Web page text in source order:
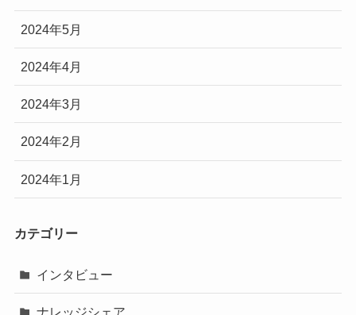
2024年5月
2024年4月
2024年3月
2024年2月
2024年1月
カテゴリー
インタビュー